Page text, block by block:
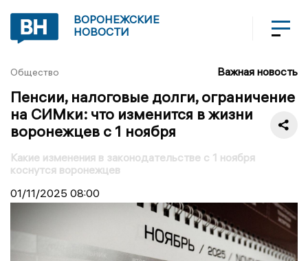
ВОРОНЕЖСКИЕ
НОВОСТИ
Общество Важная новость
Пенсии, налоговые долги, ограничение
на СИМки: что изменится в жизни
воронежцев с 1 ноября
Какие изменения в законодательстве с 1 ноября
коснутся воронежцев
01/11/2025 08:00